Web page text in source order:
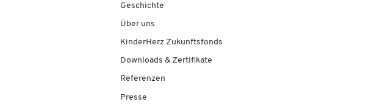
Geschichte
Über uns
KinderHerz Zukunftsfonds
Downloads & Zertifikate
Referenzen
Presse